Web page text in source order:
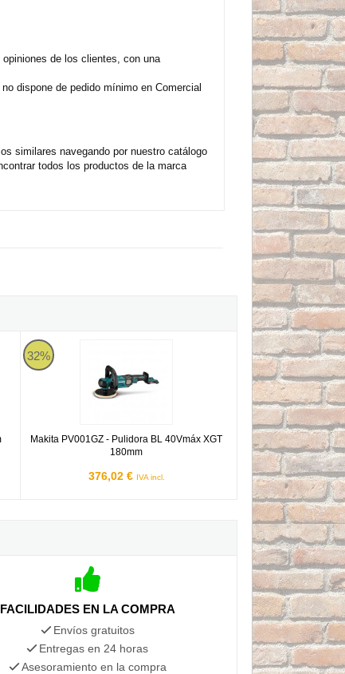
de los clientes, con una
dispone de pedido mínimo en Comercial
similares navegando por nuestro catálogo
todos los productos de la marca
32%
Makita PV001GZ - Pulidora BL 40Vmáx XGT
180mm
376,02 € IVA incl.
Makita PV001GZ
FACILIDADES EN LA COMPRA
Envíos gratuitos
Entregas en 24 horas
Asesoramiento en la compra